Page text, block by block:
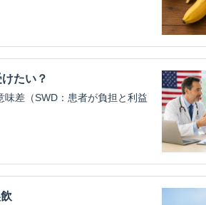
たい？
差（SWD：患者が負担と利益